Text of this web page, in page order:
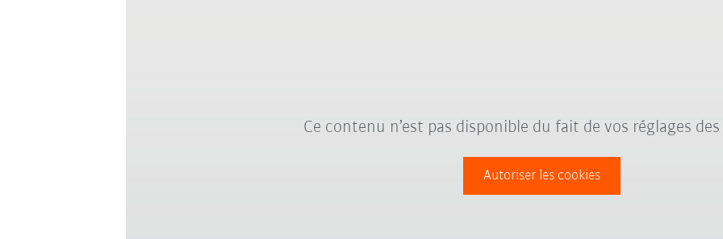
Ce contenu n’est pas disponible du fait de vos réglages
Autoriser les cookies